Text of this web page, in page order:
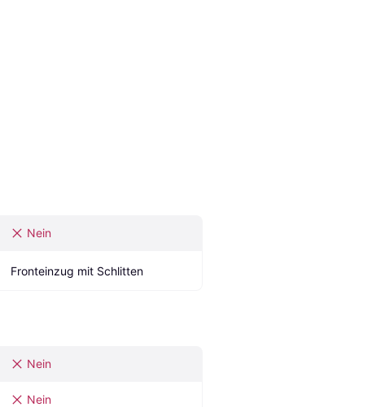
Nein
Fronteinzug mit Schlitten
Nein
Nein